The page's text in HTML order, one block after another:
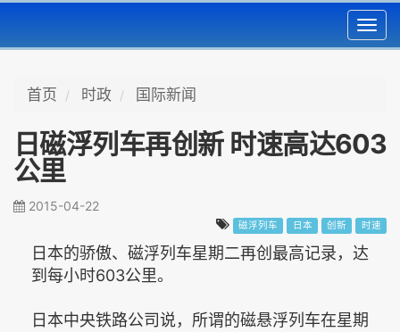
首页 时政 国际新闻
日磁浮列车再创新 时速高达603
公里
2015-04-22
磁浮列车 日本 创新 时速
日本的骄傲、磁浮列车星期二再创最高记录，达
到每小时603公里。
日本中央铁路公司说，所谓的磁悬浮列车在星期